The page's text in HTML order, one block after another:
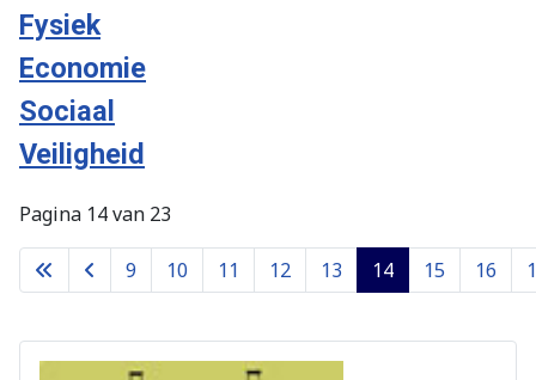
Fysiek
Economie
Sociaal
Veiligheid
Pagina 14 van 23
9 10 11 12 13 14 15 16